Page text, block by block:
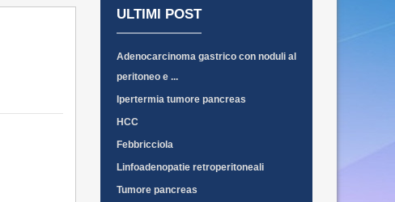
ULTIMI POST
Adenocarcinoma gastrico con noduli al
peritoneo e ...
Ipertermia tumore pancreas
HCC
Febbricciola
Linfoadenopatie retroperitoneali
Tumore pancreas